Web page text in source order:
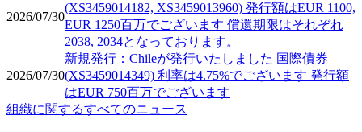
2026/07/30
(XS3459014182, XS3459013960) 発行額はEUR 1100,
EUR 1250百万でございます 償還期限はそれぞれ
2038, 2034となっております。
2026/07/30
新規発行：Chileが発行いたしました 国際債券
(XS3459014349) 利率は4.75%でございます 発行額
はEUR 750百万でございます
組織に関するすべてのニュース